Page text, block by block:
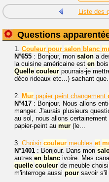
Liste des
Questions
1. Couleur pour salon blanc
N°655 : Bonjour, mon salon a
la cuisine américaine est en
Quelle couleur pourrais-je
déco rideaux etc...) sachant
2. Mur papier peint changement
N°417 : Bonjour. Nous allons
manger. J'aurais plusieurs
au sol, nous allons certainement
papier-peint au mur (le...
3. Choisir couleur meubles et
N°1401 : Bonjour. Dans mon
autres en blanc ivoire. Mes
quelle couleur de meuble
m'interroge aussi pour savoir s'il